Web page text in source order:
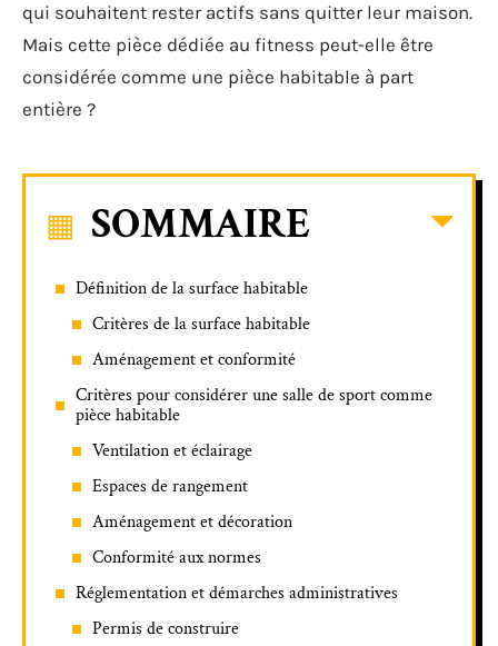
qui souhaitent rester actifs sans quitter leur maison.
Mais cette pièce dédiée au fitness peut-elle être
considérée comme une pièce habitable à part
entière ?
SOMMAIRE
Définition de la surface habitable
Critères de la surface habitable
Aménagement et conformité
Critères pour considérer une salle de sport comme
pièce habitable
Ventilation et éclairage
Espaces de rangement
Aménagement et décoration
Conformité aux normes
Réglementation et démarches administratives
Permis de construire